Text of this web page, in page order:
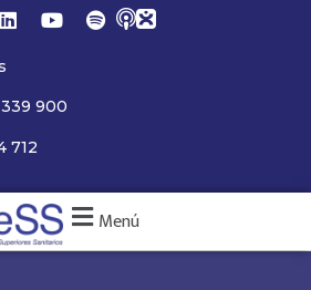
900
712
Menú